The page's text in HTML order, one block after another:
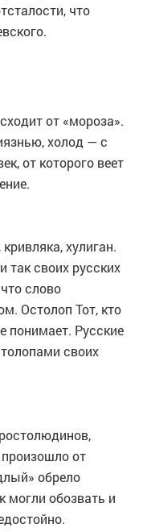
что
от «мороза».
холод — с
от которого веет
хулиган.
своих русских
слово
Остолоп Тот, кто
понимает. Русские
своих
от
обрело
могли обозвать и